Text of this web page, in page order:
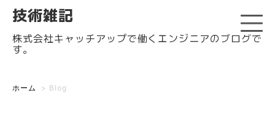
技術雑記
株式会社キャッチアップで働くエンジニアのブログで
す。
ホーム > Blog